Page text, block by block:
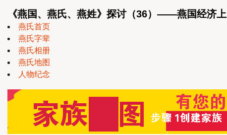
《燕国、燕氏、燕姓》探讨（36）——燕国经济上
燕氏首页
燕氏字辈
燕氏相册
燕氏地图
人物纪念